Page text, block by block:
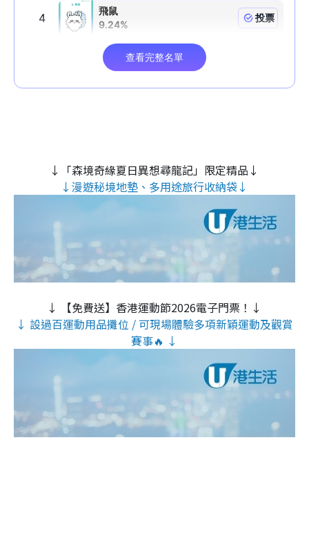
↓「森境奇緣夏日異想尋龍記」限定精品↓
↓漫遊秘境地墊、多用途旅行收納袋↓
↓ 【免費送】香港運動節2026電子門票！↓
↓ 設過百運動用品攤位 / 可現場體驗多項新穎運動及觀賞
賽事🔥 ↓